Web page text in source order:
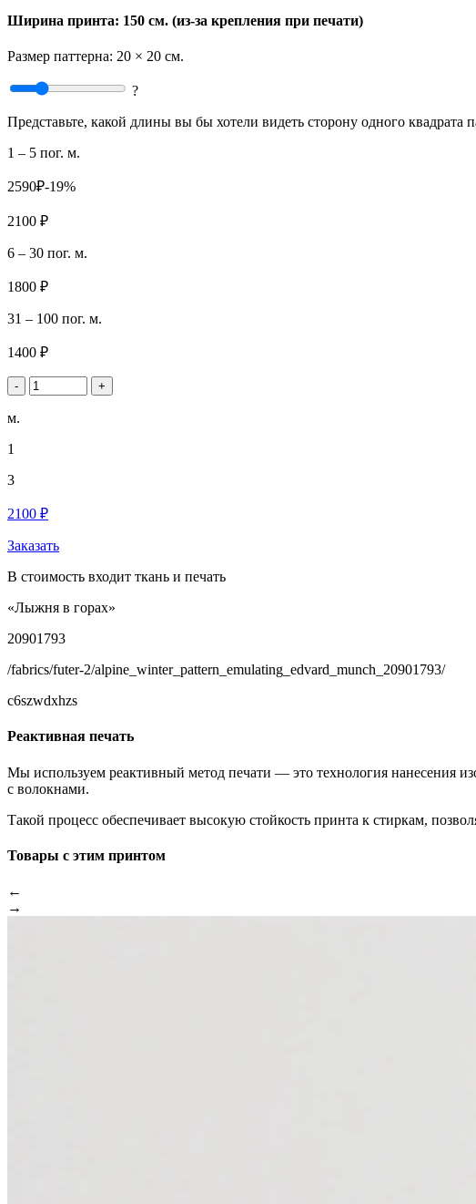
Ширина принта: 150 см. (из-за крепления при печати)
Размер паттерна: 20 × 20 см.
?
Представьте, какой длины вы бы хотели видеть сторону одного квадрата
1 – 5 пог. м.
2590₽-19%
2100 ₽
6 – 30 пог. м.
1800 ₽
31 – 100 пог. м.
1400 ₽
- +
м.
1
3
2100 ₽
Заказать
В стоимость входит ткань и печать
«Лыжня в горах»
20901793
/fabrics/futer-2/alpine_winter_pattern_emulating_edvard_munch_20901793/
c6szwdxhzs
Реактивная печать
Мы используем реактивный метод печати — это технология нанесения
с волокнами.
Такой процесс обеспечивает высокую стойкость принта к стиркам,
Товары с этим принтом
←
→